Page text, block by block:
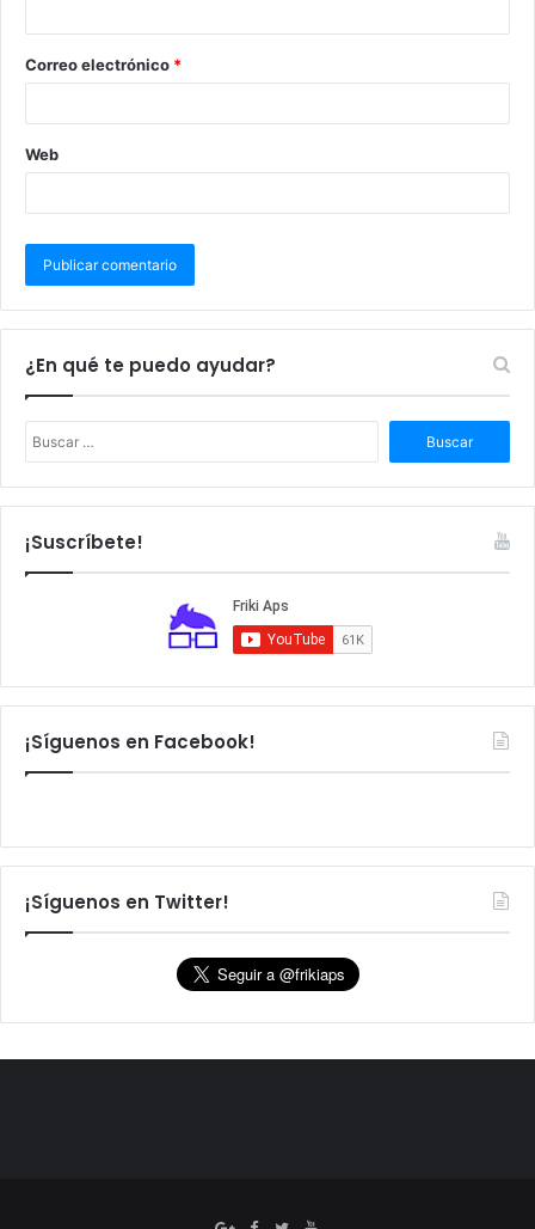
Correo electrónico *
Web
¿En qué te puedo ayudar?
s
c
¡Suscríbete!
¡Síguenos en Facebook!
¡Síguenos en Twitter!